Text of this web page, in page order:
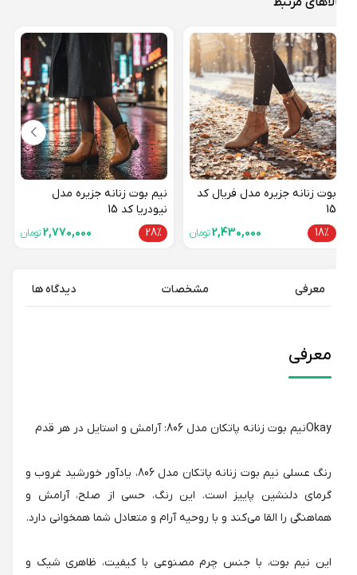
بوت زنانه جزیره مدل فریال کد
18%
2,430,000تومان
نیم بوت زنانه جزیره مدل
نیودریا کد 15
28%
2,770,000تومان
معرفی مشخصات دیدگاه ها
معرفی
Okayنیم بوت زنانه پاتکان مدل 806: آرامش و استایل در هر قدم
رنگ عسلی نیم بوت زنانه پاتکان مدل 806، یادآور خورشید غروب و
گرمای دلنشین پاییز است. این رنگ، حسی از صلح، آرامش و
هماهنگی را القا می‌کند و با روحیه آرام و متعادل شما همخوانی دارد.
این نیم بوت، با جنس چرم مصنوعی با کیفیت، ظاهری شیک و